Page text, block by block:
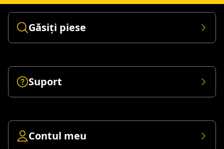
Găsiți piese
Suport
Contul meu